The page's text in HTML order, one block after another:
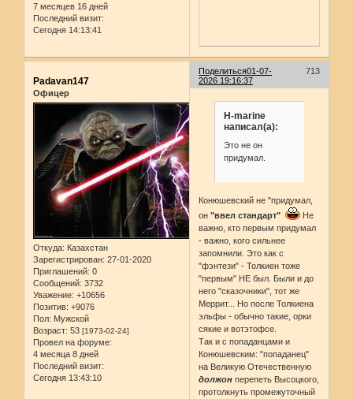
7 месяцев 16 дней
Последний визит:
Сегодня 14:13:41
Поделиться 713
01-07-
2026 19:16:37
Padavan147
Офицер
Откуда: Казахстан
Зарегистрирован: 27-01-2020
Приглашений: 0
Сообщений: 3732
Уважение: +10656
Позитив: +9076
Пол: Мужской
Возраст: 53 [1973-02-24]
Провел на форуме:
4 месяца 8 дней
Последний визит:
Сегодня 13:43:10
H-marine
написал(а):
Это не он
придумал.
Конюшевский не "придумал,
он"ввел стандарт"
Не
важно, кто первым придумал
- важно, кого сильнее
запомнили. Это как с
"фэнтези" - Толкиен тоже
"первым" НЕ был. Были и до
него "сказочники", тот же
Меррит... Но после Толкиена
эльфы - обычно такие, орки
сякие и вотэтофсе.
Так и с попаданцами и
Конюшевским: "попаданец"
на Великую Отечественную
должон перепеть Высоцкого,
протолкнуть промежуточный